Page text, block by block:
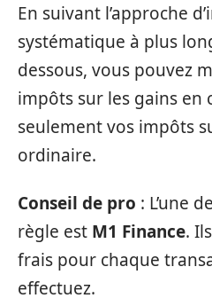
En suivant l’approche
systématique à plus
dessous, vous pouvez
impôts sur les gains en
seulement vos impôts
ordinaire.
Conseil de pro : L’une
règle est M1 Finance.
frais pour chaque
effectuez.